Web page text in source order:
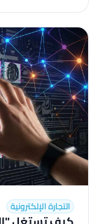
التجارة الإلكترونية